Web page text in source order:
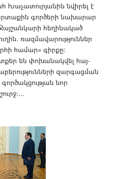
Խաչատուրյանին նվիրել է
գործերի նախարար
հեղինակած
ռազմավարություններ
համար» գիրքը:
են փոխանակվել հայ-
զարգացման
նոր